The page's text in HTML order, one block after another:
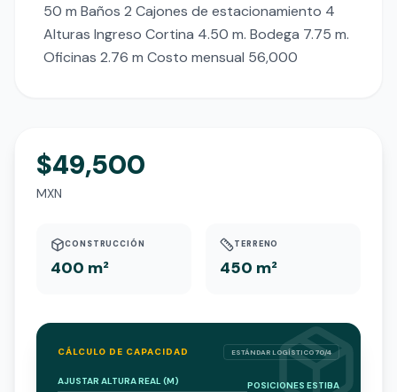
50 m Baños 2 Cajones de estacionamiento 4
Alturas Ingreso Cortina 4.50 m. Bodega 7.75 m.
Oficinas 2.76 m Costo mensual 56,000
$49,500
MXN
CONSTRUCCIÓN
400 m²
TERRENO
450 m²
CÁLCULO DE CAPACIDAD ESTÁNDAR LOGÍSTICO 70/4
AJUSTAR ALTURA REAL (M) POSICIONES ESTIBA